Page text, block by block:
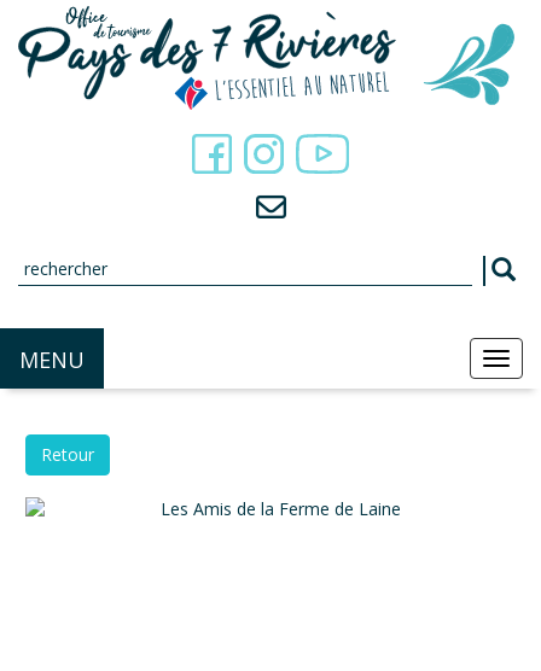
MENU
Retour
Panneau de gestion des cookies